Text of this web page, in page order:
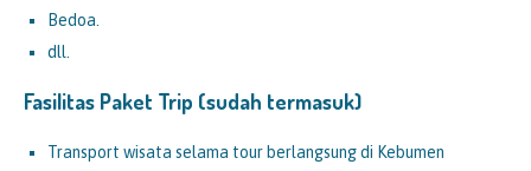
Bedoa.
dll.
Fasilitas Paket Trip (sudah termasuk)
Transport wisata selama tour berlangsung di Kebumen